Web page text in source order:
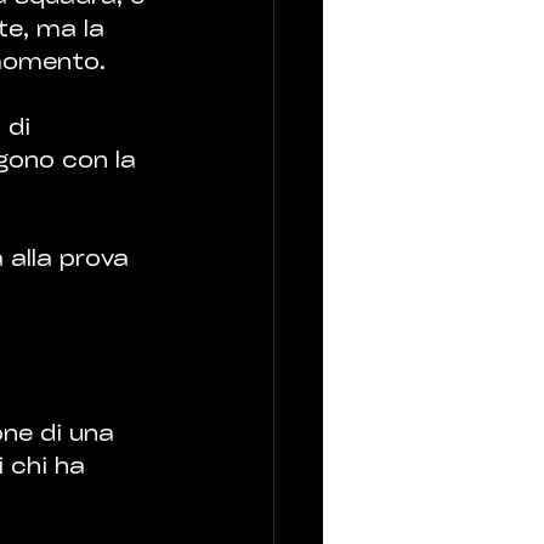
ma la
di
con la
prova
di una
chi ha